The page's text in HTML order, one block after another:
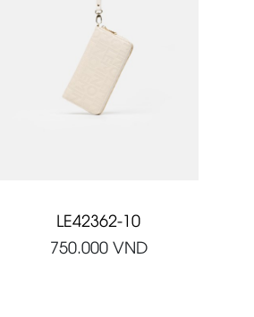
LE42362-10
750.000VND